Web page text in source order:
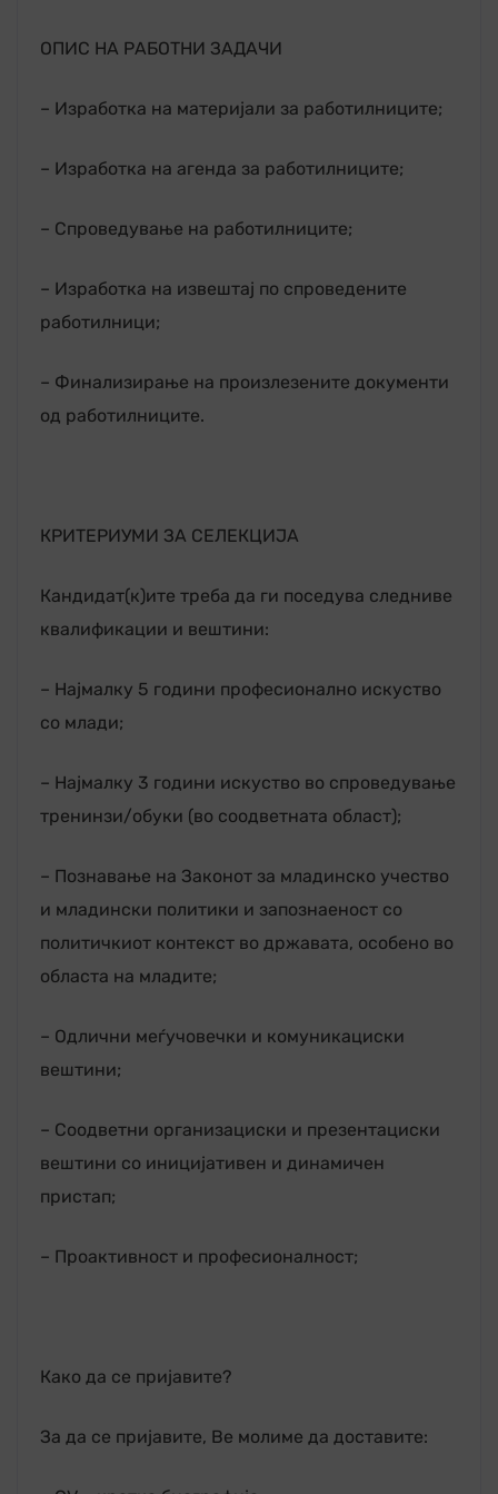
ОПИС НА РАБОТНИ ЗАДАЧИ
– Изработка на материјали за работилниците;
– Изработка на агенда за работилниците;
– Спроведување на работилниците;
– Изработка на извештај по спроведените
работилници;
– Финализирање на произлезените документи
од работилниците.
КРИТЕРИУМИ ЗА СЕЛЕКЦИЈА
Кандидат(к)ите треба да ги поседува следниве
квалификации и вештини:
– Најмалку 5 години професионално искуство
со млади;
– Најмалку 3 години искуство во спроведување
тренинзи/обуки (во соодветната област);
– Познавање на Законот за младинско учество
и младински политики и запознаеност со
политичкиот контекст во државата, особено во
областа на младите;
– Одлични меѓучовечки и комуникациски
вештини;
– Соодветни организациски и презентациски
вештини со иницијативен и динамичен
пристап;
– Проактивност и професионалност;
Како да се пријавите?
За да се пријавите, Ве молиме да доставите: